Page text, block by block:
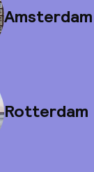
Amsterdam
Rotterdam